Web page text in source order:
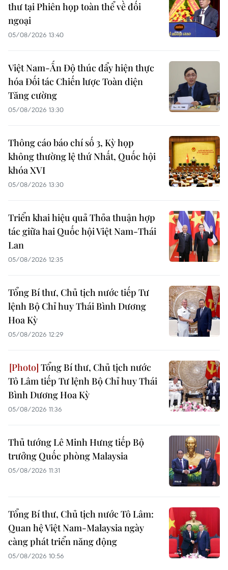
thư tại Phiên họp toàn thể về đối
ngoại
05/08/2026 13:40
Việt Nam-Ấn Độ thúc đẩy hiện thực
hóa Đối tác Chiến lược Toàn diện
Tăng cường
05/08/2026 13:30
Thông cáo báo chí số 3, Kỳ họp
không thường lệ thứ Nhất, Quốc hội
khóa XVI
05/08/2026 13:30
Triển khai hiệu quả Thỏa thuận hợp
tác giữa hai Quốc hội Việt Nam-Thái
Lan
05/08/2026 12:35
Tổng Bí thư, Chủ tịch nước tiếp Tư
lệnh Bộ Chỉ huy Thái Bình Dương
Hoa Kỳ
05/08/2026 12:29
Tổng Bí thư, Chủ tịch nước
Tô Lâm tiếp Tư lệnh Bộ Chỉ huy Thái
Bình Dương Hoa Kỳ
05/08/2026 11:36
Thủ tướng Lê Minh Hưng tiếp Bộ
trưởng Quốc phòng Malaysia
05/08/2026 11:31
Tổng Bí thư, Chủ tịch nước Tô Lâm:
Quan hệ Việt Nam-Malaysia ngày
càng phát triển năng động
05/08/2026 10:56